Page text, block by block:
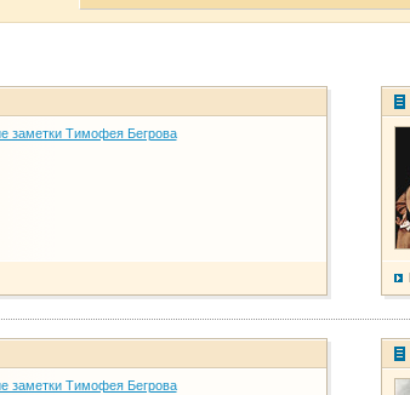
заметки Тимофея Бегрова
заметки Тимофея Бегрова